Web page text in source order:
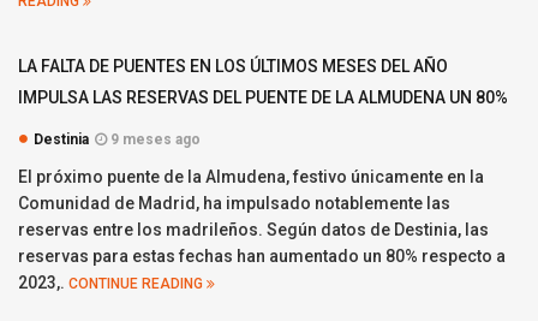
LA FALTA DE PUENTES EN LOS ÚLTIMOS MESES DEL AÑO
IMPULSA LAS RESERVAS DEL PUENTE DE LA ALMUDENA UN 80%
Destinia 9 meses ago
El próximo puente de la Almudena, festivo únicamente en la
Comunidad de Madrid, ha impulsado notablemente las
reservas entre los madrileños. Según datos de Destinia, las
reservas para estas fechas han aumentado un 80% respecto a
2023,. CONTINUE READING